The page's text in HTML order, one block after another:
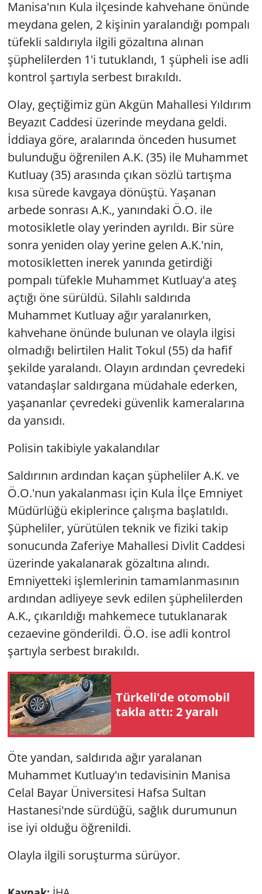
Manisa'nın Kula ilçesinde kahvehane önünde
meydana gelen, 2 kişinin yaralandığı pompalı
tüfekli saldırıyla ilgili gözaltına alınan
şüphelilerden 1'i tutuklandı, 1 şüpheli ise adli
kontrol şartıyla serbest bırakıldı.
Olay, geçtiğimiz gün Akgün Mahallesi Yıldırım
Beyazıt Caddesi üzerinde meydana geldi.
İddiaya göre, aralarında önceden husumet
bulunduğu öğrenilen A.K. (35) ile Muhammet
Kutluay (35) arasında çıkan sözlü tartışma
kısa sürede kavgaya dönüştü. Yaşanan
arbede sonrası A.K., yanındaki Ö.O. ile
motosikletle olay yerinden ayrıldı. Bir süre
sonra yeniden olay yerine gelen A.K.'nin,
motosikletten inerek yanında getirdiği
pompalı tüfekle Muhammet Kutluay'a ateş
açtığı öne sürüldü. Silahlı saldırıda
Muhammet Kutluay ağır yaralanırken,
kahvehane önünde bulunan ve olayla ilgisi
olmadığı belirtilen Halit Tokul (55) da hafif
şekilde yaralandı. Olayın ardından çevredeki
vatandaşlar saldırgana müdahale ederken,
yaşananlar çevredeki güvenlik kameralarına
da yansıdı.
Polisin takibiyle yakalandılar
Saldırının ardından kaçan şüpheliler A.K. ve
Ö.O.'nun yakalanması için Kula İlçe Emniyet
Müdürlüğü ekiplerince çalışma başlatıldı.
Şüpheliler, yürütülen teknik ve fiziki takip
sonucunda Zaferiye Mahallesi Divlit Caddesi
üzerinde yakalanarak gözaltına alındı.
Emniyetteki işlemlerinin tamamlanmasının
ardından adliyeye sevk edilen şüphelilerden
A.K., çıkarıldığı mahkemece tutuklanarak
cezaevine gönderildi. Ö.O. ise adli kontrol
şartıyla serbest bırakıldı.
Türkeli'de otomobil
takla attı: 2 yaralı
Öte yandan, saldırıda ağır yaralanan
Muhammet Kutluay'ın tedavisinin Manisa
Celal Bayar Üniversitesi Hafsa Sultan
Hastanesi'nde sürdüğü, sağlık durumunun
ise iyi olduğu öğrenildi.
Olayla ilgili soruşturma sürüyor.